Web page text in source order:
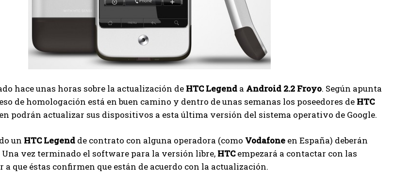
hace unas horas sobre la actualización de HTC Legend a Android 2.2 Froyo. Según apunta
de homologación está en buen camino y dentro de unas semanas los poseedores de HTC
podrán actualizar sus dispositivos a esta última versión del sistema operativo de Google.
un HTC Legend de contrato con alguna operadora (como Vodafone en España) deberán
Una vez terminado el software para la versión libre, HTCempezará a contactar con las
a que éstas confirmen que están de acuerdo con la actualización.